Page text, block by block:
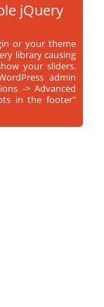
jQuery
or your theme
library causing
your sliders.
admin
-> Advanced
in the footer"